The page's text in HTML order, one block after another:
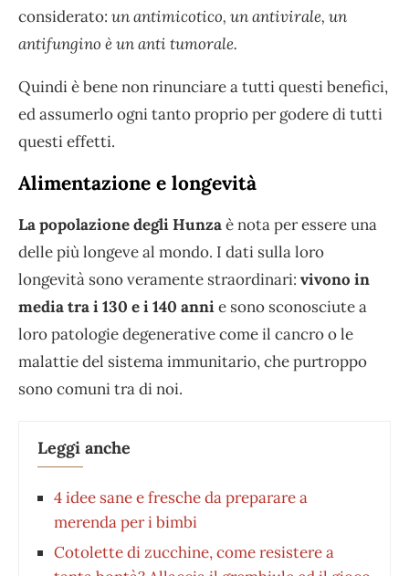
considerato: un antimicotico, un antivirale, un
antifungino è un anti tumorale.
Quindi è bene non rinunciare a tutti questi benefici,
ed assumerlo ogni tanto proprio per godere di tutti
questi effetti.
Alimentazione e longevità
La popolazione degli Hunzaè nota per essere una
delle più longeve al mondo. I dati sulla loro
longevità sono veramente straordinari: vivono in
media tra i 130 e i 140 annie sono sconosciute a
loro patologie degenerative come il cancro o le
malattie del sistema immunitario, che purtroppo
sono comuni tra di noi.
Leggi anche
4 idee sane e fresche da preparare a
merenda per i bimbi
Cotolette di zucchine, come resistere a